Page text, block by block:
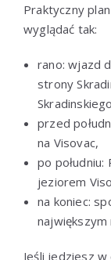
Praktyczny
wyglądać tak:
rano: wjazd
strony
przed
na Visovac,
po
jeziorem
na koniec:
największym
Jeśli jedziesz